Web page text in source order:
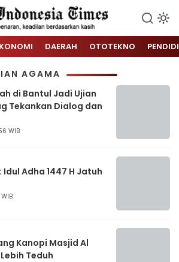
DAERAH OTOTEKNO
AGAMA
di Bantul Jadi Ujian
Tekankan Dialog dan
WIB
Adha 1447 H Jatuh
Kanopi Masjid Al
Teduh